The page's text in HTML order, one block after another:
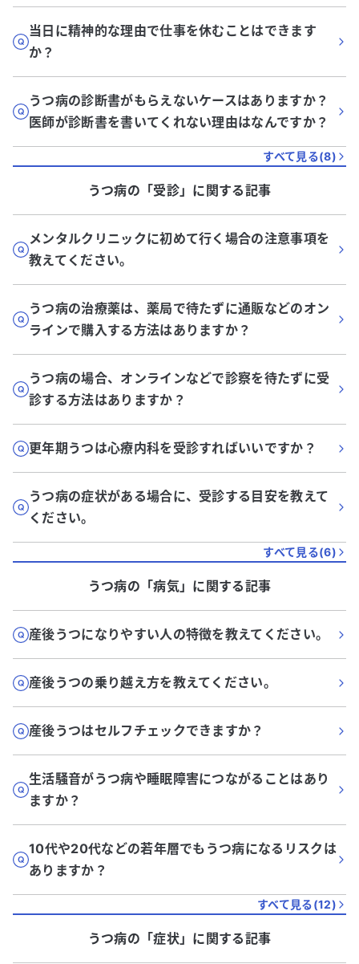
当日に精神的な理由で仕事を休むことはできます
か？
うつ病の診断書がもらえないケースはありますか？
医師が診断書を書いてくれない理由はなんですか？
すべて見る(8)
うつ病の「受診」に関する記事
メンタルクリニックに初めて行く場合の注意事項を
教えてください。
うつ病の治療薬は、薬局で待たずに通販などのオン
ラインで購入する方法はありますか？
うつ病の場合、オンラインなどで診察を待たずに受
診する方法はありますか？
更年期うつは心療内科を受診すればいいですか？
うつ病の症状がある場合に、受診する目安を教えて
ください。
すべて見る(6)
うつ病の「病気」に関する記事
産後うつになりやすい人の特徴を教えてください。
産後うつの乗り越え方を教えてください。
産後うつはセルフチェックできますか？
生活騒音がうつ病や睡眠障害につながることはあり
ますか？
10代や20代などの若年層でもうつ病になるリスクは
ありますか？
すべて見る(12)
うつ病の「症状」に関する記事